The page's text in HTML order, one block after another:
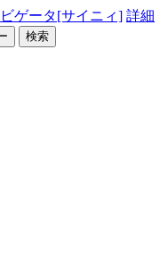
ゲータ[サイニィ] 詳細
検索